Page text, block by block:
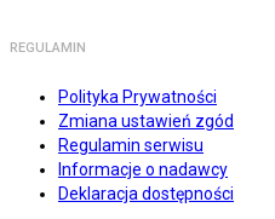
REGULAMIN
Polityka Prywatności
Zmiana ustawień zgód
Regulamin serwisu
Informacje o nadawcy
Deklaracja dostępności